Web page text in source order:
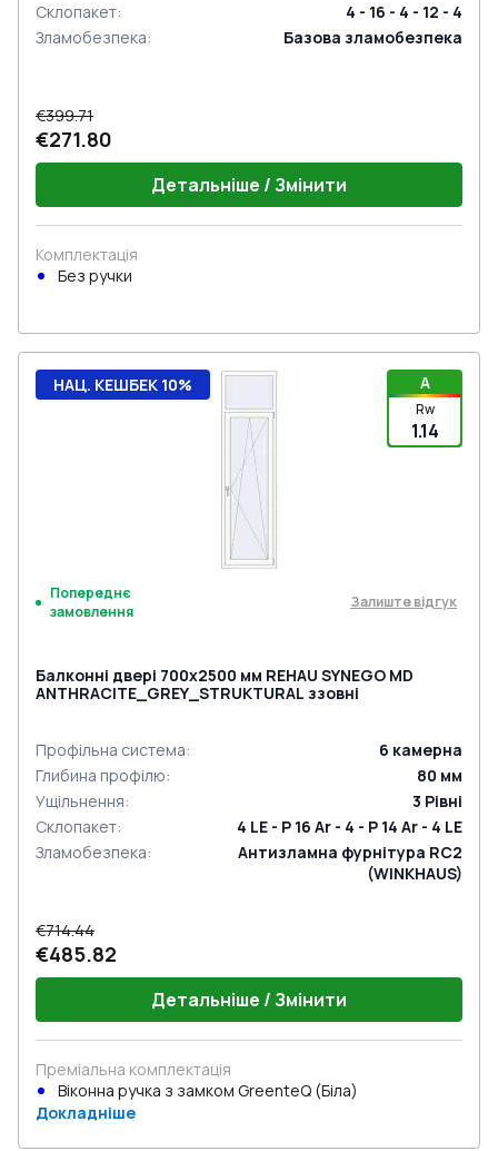
Склопакет:
4 - 16 - 4 - 12 - 4
Зламобезпека: Базова зламобезпека
€399.71
€271.80
Детальніше / Змінити
Комплектація
Без ручки
A
Rw
1.14
НАЦ. КЕШБЕК 10%
Попереднє
замовлення
Залиште відгук
Балконні двері 700x2500 мм REHAU SYNEGO MD
ANTHRACITE_GREY_STRUKTURAL ззовні
Профільна система: 6 камерна
Глибина профілю: 80 мм
Ущільнення: 3 Рівні
Склопакет:
4 LE - P 16 Ar - 4 - P 14 Ar - 4 LE
Зламобезпека:
Антизламна фурнітура RC2
(WINKHAUS)
€714.44
€485.82
Детальніше / Змінити
Преміальна комплектація
Віконна ручка з замком GreenteQ (Біла)
Докладніше